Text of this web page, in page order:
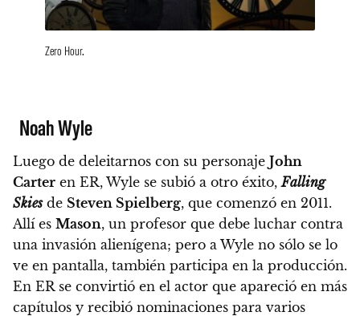
Zero Hour.
Noah Wyle
Luego de deleitarnos con su personaje John
Carter en ER,Wyle se subió a otro éxito,Falling
Skiesde Steven Spielberg, que comenzó en 2011.
Allí es Mason, un profesor que debe luchar contra
una invasión alienígena; pero a Wyle no sólo se lo
ve en pantalla, también participa en la producción.
En ER se convirtió en el actor que apareció en más
capítulos y recibió nominaciones para varios